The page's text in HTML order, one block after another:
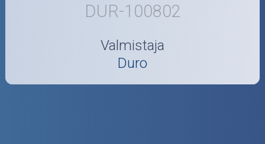
DUR-100802
Valmistaja
Duro